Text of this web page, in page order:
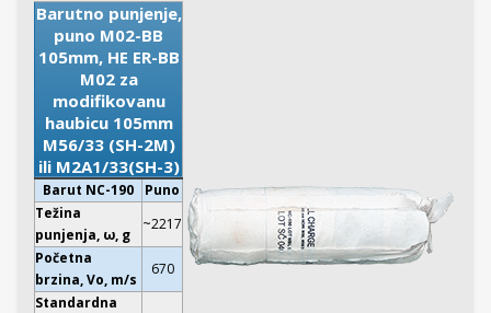
Barutno punjenje,
puno M02-BB
105mm, HE ER-BB
M02 za
modifikovanu
haubicu 105mm
M56/33 (SH-2M)
ili M2A1/33(SH-3)
Barut NC-190
Puno
Težina
punjenja, ω, g
~2217
Početna
brzina, Vo, m/s
670
Standardna